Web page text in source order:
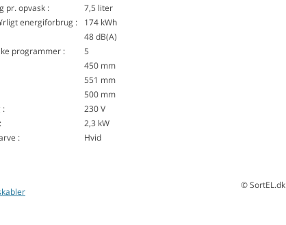
pr. opvask :
7,5 liter
energiforbrug :
174 kWh
48 dB(A)
programmer :
5
450 mm
551 mm
500 mm
:
230 V
2,3 kW
:
Hvid
© SortEL.dk